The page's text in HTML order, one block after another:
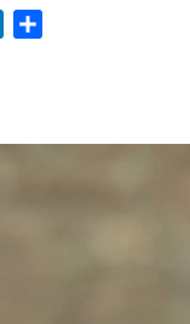
LinkedIn